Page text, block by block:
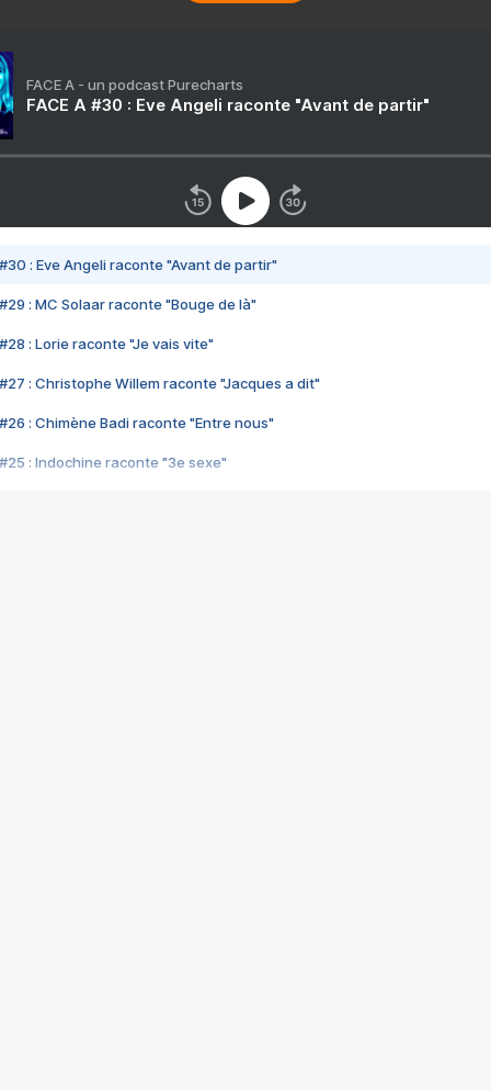
FACE A - un podcast Purecharts
FACE A #30 : Eve Angeli raconte "Avant de partir"
#30 : Eve Angeli raconte "Avant de partir"
#29 : MC Solaar raconte "Bouge de là"
#28 : Lorie raconte "Je vais vite"
#27 : Christophe Willem raconte "Jacques a dit"
#26 : Chimène Badi raconte "Entre nous"
#25 : Indochine raconte "3e sexe"